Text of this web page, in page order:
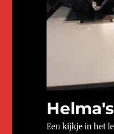
Een kijkje in het